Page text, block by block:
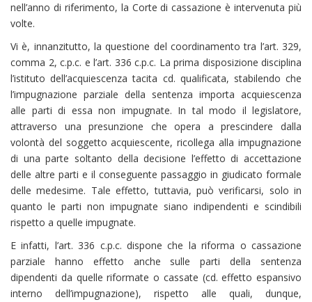
nell’anno di riferimento, la Corte di cassazione è intervenuta più
volte.
Vi è, innanzitutto, la questione del coordinamento tra l’art. 329,
comma 2, c.p.c. e l’art. 336 c.p.c. La prima disposizione disciplina
l’istituto dell’acquiescenza tacita cd. qualificata, stabilendo che
l’impugnazione parziale della sentenza importa acquiescenza
alle parti di essa non impugnate. In tal modo il legislatore,
attraverso una presunzione che opera a prescindere dalla
volontà del soggetto acquiescente, ricollega alla impugnazione
di una parte soltanto della decisione l’effetto di accettazione
delle altre parti e il conseguente passaggio in giudicato formale
delle medesime. Tale effetto, tuttavia, può verificarsi, solo in
quanto le parti non impugnate siano indipendenti e scindibili
rispetto a quelle impugnate.
E infatti, l’art. 336 c.p.c. dispone che la riforma o cassazione
parziale hanno effetto anche sulle parti della sentenza
dipendenti da quelle riformate o cassate (cd. effetto espansivo
interno dell’impugnazione), rispetto alle quali, dunque,